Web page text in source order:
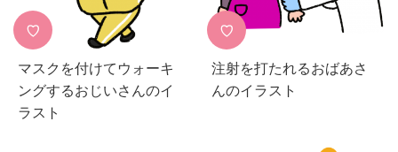
♡
マスクを付けてウォーキ
ングするおじいさんのイ
ラスト
♡
注射を打たれるおばあさ
んのイラスト